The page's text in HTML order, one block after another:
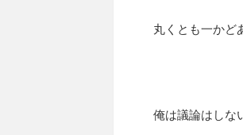
丸くとも一かど
俺は議論はしな